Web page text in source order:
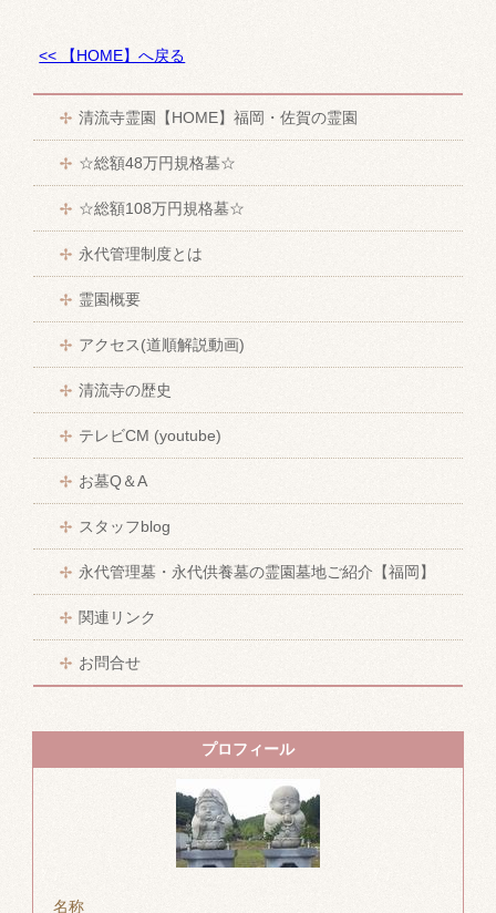
<< 【HOME】へ戻る
清流寺霊園【HOME】福岡・佐賀の霊園
☆総額48万円規格墓☆
☆総額108万円規格墓☆
永代管理制度とは
霊園概要
アクセス(道順解説動画)
清流寺の歴史
テレビCM (youtube)
お墓Q＆A
スタッフblog
永代管理墓・永代供養墓の霊園墓地ご紹介【福岡】
関連リンク
お問合せ
プロフィール
名称